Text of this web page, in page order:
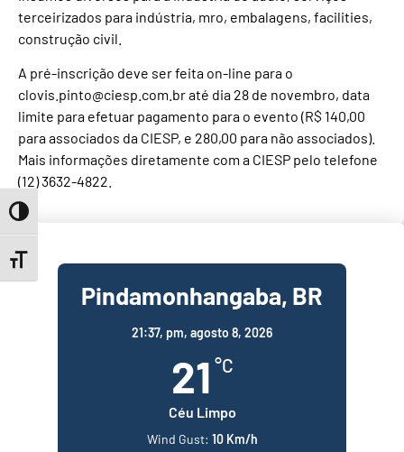
Toggle High Contrast
Toggle Font size
terceirizados para indústria, mro, embalagens, facilities,
construção civil.
A pré-inscrição deve ser feita on-line para o
clovis.pinto@ciesp.com.br até dia 28 de novembro, data
limite para efetuar pagamento para o evento (R$ 140,00
para associados da CIESP, e 280,00 para não associados).
Mais informações diretamente com a CIESP pelo telefone
(12) 3632-4822.
Pindamonhangaba, BR
21:37, pm, agosto 8, 2026
21 °C
Céu Limpo
Wind Gust: 10 Km/h